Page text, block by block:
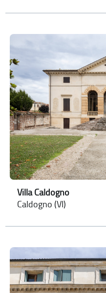
Villa Caldogno
Caldogno (VI)